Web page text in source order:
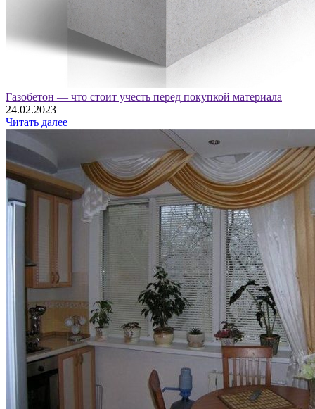
Газобетон — что стоит учесть перед покупкой материала
24.02.2023
Читать далее